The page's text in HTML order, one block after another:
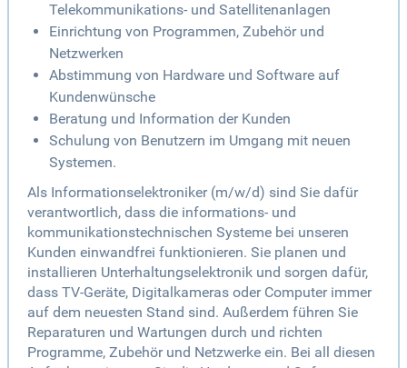
Telekommunikations- und Satellitenanlagen
Einrichtung von Programmen, Zubehör und
Netzwerken
Abstimmung von Hardware und Software auf
Kundenwünsche
Beratung und Information der Kunden
Schulung von Benutzern im Umgang mit neuen
Systemen.
Als Informationselektroniker (m/w/d) sind Sie dafür
verantwortlich, dass die informations- und
kommunikationstechnischen Systeme bei unseren
Kunden einwandfrei funktionieren. Sie planen und
installieren Unterhaltungselektronik und sorgen dafür,
dass TV-Geräte, Digitalkameras oder Computer immer
auf dem neuesten Stand sind. Außerdem führen Sie
Reparaturen und Wartungen durch und richten
Programme, Zubehör und Netzwerke ein. Bei all diesen